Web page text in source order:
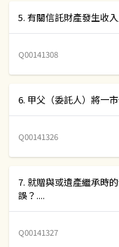
5. 有關信託財產發生收
Q00141308
6. 甲父（委託人）將一
Q00141326
7. 就贈與或遺產繼承時
誤？....
Q00141327